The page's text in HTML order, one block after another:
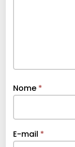
Nome *
E-mail *